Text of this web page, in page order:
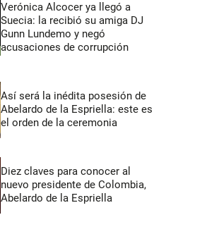
Verónica Alcocer ya llegó a
Suecia: la recibió su amiga DJ
Gunn Lundemo y negó
acusaciones de corrupción
Así será la inédita posesión de
Abelardo de la Espriella: este es
el orden de la ceremonia
Diez claves para conocer al
nuevo presidente de Colombia,
Abelardo de la Espriella